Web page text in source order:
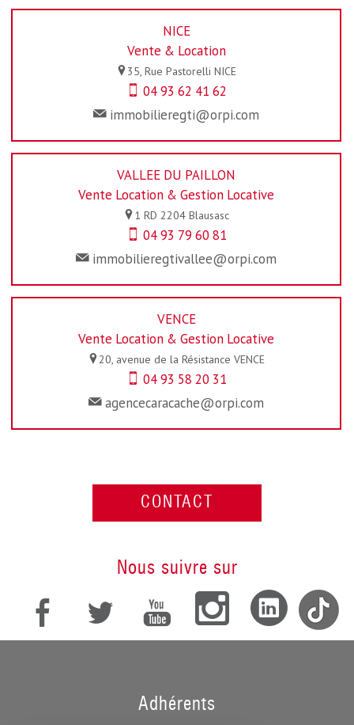
NICE
Vente & Location
35, Rue Pastorelli NICE
04 93 62 41 62
immobilieregti@orpi.com
VALLEE DU PAILLON
Vente Location & Gestion Locative
1 RD 2204 Blausasc
04 93 79 60 81
immobilieregtivallee@orpi.com
VENCE
Vente Location & Gestion Locative
20, avenue de la Résistance VENCE
04 93 58 20 31
agencecaracache@orpi.com
CONTACT
nous suivre sur
adhérents